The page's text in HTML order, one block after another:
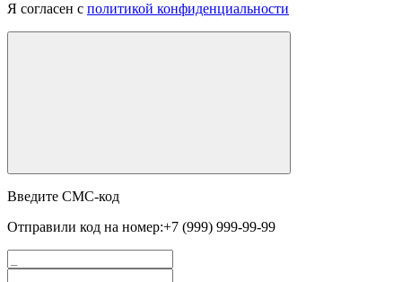
Я согласен с политикой конфиденциальности
Введите СМС-код
Отправили код на номер:+7 (999) 999-99-99